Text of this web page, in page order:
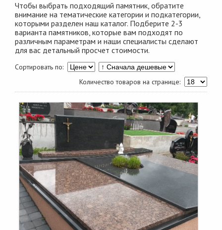
Чтобы выбрать подходящий памятник, обратите
внимание на тематические категории и подкатегории,
которыми разделен наш каталог. Подберите 2-3
варианта памятников, которые вам подходят по
различным параметрам и наши специалисты сделают
для вас детальный просчет стоимости.
Сортировать по:
Количество товаров на странице: